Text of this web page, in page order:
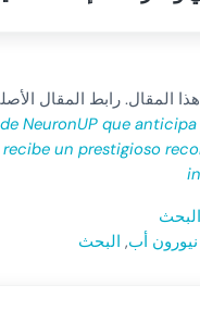
المقال. رابط المقال
NeuronUP que
un prestigioso
نيورون أب, البحث